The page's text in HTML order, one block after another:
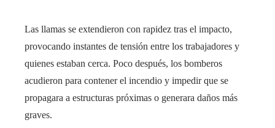
Las llamas se extendieron con rapidez tras el impacto,
provocando instantes de tensión entre los trabajadores y
quienes estaban cerca. Poco después, los bomberos
acudieron para contener el incendio y impedir que se
propagara a estructuras próximas o generara daños más
graves.